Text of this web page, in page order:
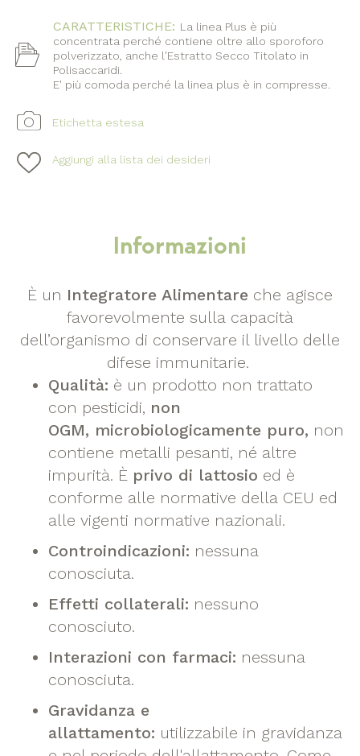
Icona
CARATTERISTICHE: La linea Plus è più
concentrata perché contiene oltre allo sporoforo
polverizzato, anche l'Estratto Secco Titolato in
Polisaccaridi.
E' più comoda perché la linea plus è in compresse.
Etichetta estesa
Aggiungi alla lista dei desideri
Informazioni
È un Integratore Alimentare che agisce
favorevolmente sulla capacità
dell’organismo di conservare il livello delle
difese immunitarie.
Qualità: è un prodotto non trattato
con pesticidi, non
OGM, microbiologicamente puro, non
contiene metalli pesanti, né altre
impurità. È privo di lattosio ed è
conforme alle normative della CEU ed
alle vigenti normative nazionali.
Controindicazioni: nessuna
conosciuta.
Effetti collaterali: nessuno
conosciuto.
Interazioni con farmaci: nessuna
conosciuta.
Gravidanza e
allattamento: utilizzabile in gravidanza